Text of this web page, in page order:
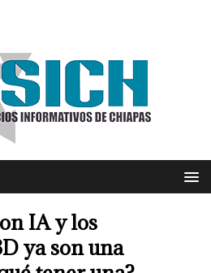
IA y los
ya son una